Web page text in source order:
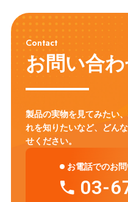
Contact
お問い合
製品の実物を見てみたい
れを知りたいなど、
どん
せください。
お電話でのお
03-